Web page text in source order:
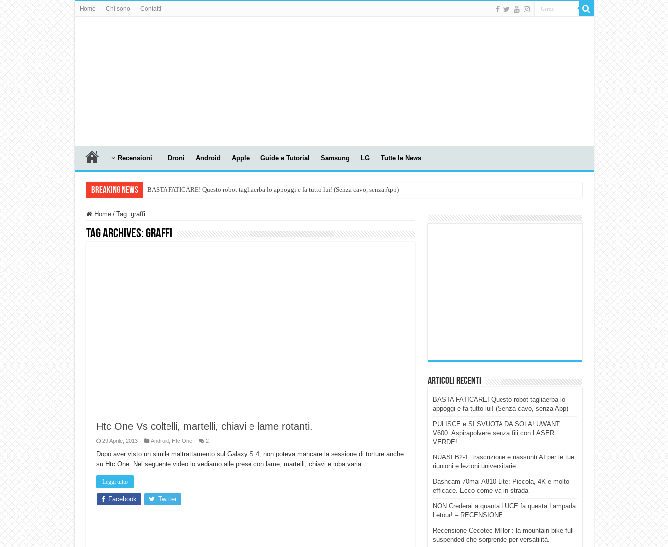
Home Chi sono Contatti
Recensioni Droni Android Apple Guide e Tutorial Samsung LG Tutte le News
Breaking News BASTA FATICARE! Questo robot tagliaerba lo appoggi e fa tutto lui! (Senza cavo, senza App)
Dashcam 70mai A810 Lite: Piccola, 4K e molto efficace. Ecco come va in strada
Home / Tag: graffi
Tag Archives:graffi
Htc One Vs coltelli, martelli, chiavi e lame rotanti.
29 Aprile, 2013 Android, Htc One 2
Dopo aver visto un simile maltrattamento sul Galaxy S 4, non poteva mancare la sessione di torture anche
su Htc One. Nel seguente video lo vediamo alle prese con lame, martelli, chiavi e roba varia..
Leggi tutto
Facebook Twitter
Articoli Recenti
BASTA FATICARE! Questo robot tagliaerba lo
appoggi e fa tutto lui! (Senza cavo, senza App)
PULISCE e SI SVUOTA DA SOLA! UWANT
V600: Aspirapolvere senza fili con LASER
VERDE!
NUASI B2-1: trascrizione e riassunti AI per le tue
riunioni e lezioni universitarie
Dashcam 70mai A810 Lite: Piccola, 4K e molto
efficace. Ecco come va in strada
NON Crederai a quanta LUCE fa questa Lampada
Letour! – RECENSIONE
Recensione Cecotec Millor : la mountain bike full
suspended che sorprende per versatilità.